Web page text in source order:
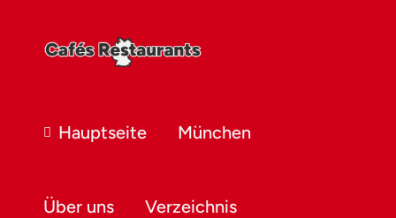
Hauptseite München
Über uns Verzeichnis